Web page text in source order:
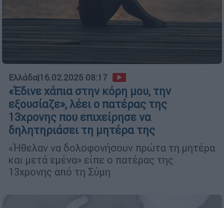
Ελλάδα|16.02.2025 08:17
«Έδινε χάπια στην κόρη μου, την
εξουσίαζε», λέει ο πατέρας της
13χρονης που επιχείρησε να
δηλητηριάσει τη μητέρα της
«Ήθελαν να δολοφονήσουν πρώτα τη μητέρα
και μετά εμένα» είπε ο πατέρας της
13χρονης από τη Σύμη